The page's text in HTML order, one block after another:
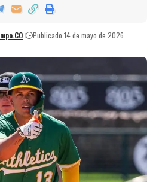
Publicado 14 de mayo de 2026